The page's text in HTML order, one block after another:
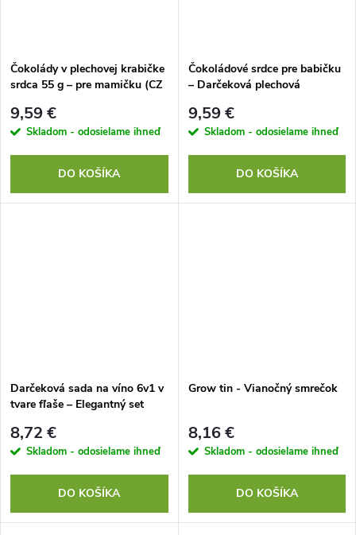
Čokolády v plechovej krabičke
srdca 55 g – pre mamičku (CZ
9,59 €
Skladom - odosielame ihneď
DO KOŠÍKA
Čokoládové srdce pre babičku
– Darčeková plechová
9,59 €
Skladom - odosielame ihneď
DO KOŠÍKA
Darčeková sada na víno 6v1 v
tvare fľaše – Elegantný set
8,72 €
Skladom - odosielame ihneď
DO KOŠÍKA
Grow tin - Vianočný smrečok
8,16 €
Skladom - odosielame ihneď
DO KOŠÍKA